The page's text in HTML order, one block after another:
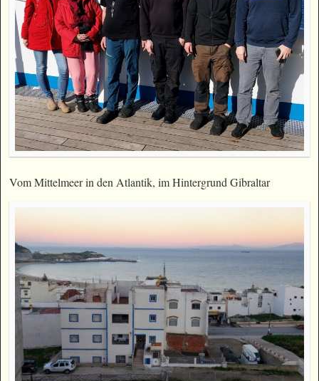
Vom Mittelmeer in den Atlantik, im Hintergrund Gibraltar